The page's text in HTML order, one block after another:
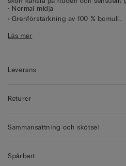
• Normal midja
• Grenförstärkning av 100 % bomull
• Modellen är 175 cm lång och har på
Läs mer
Leverans
Returer
Sammansättning och skötsel
Spårbart